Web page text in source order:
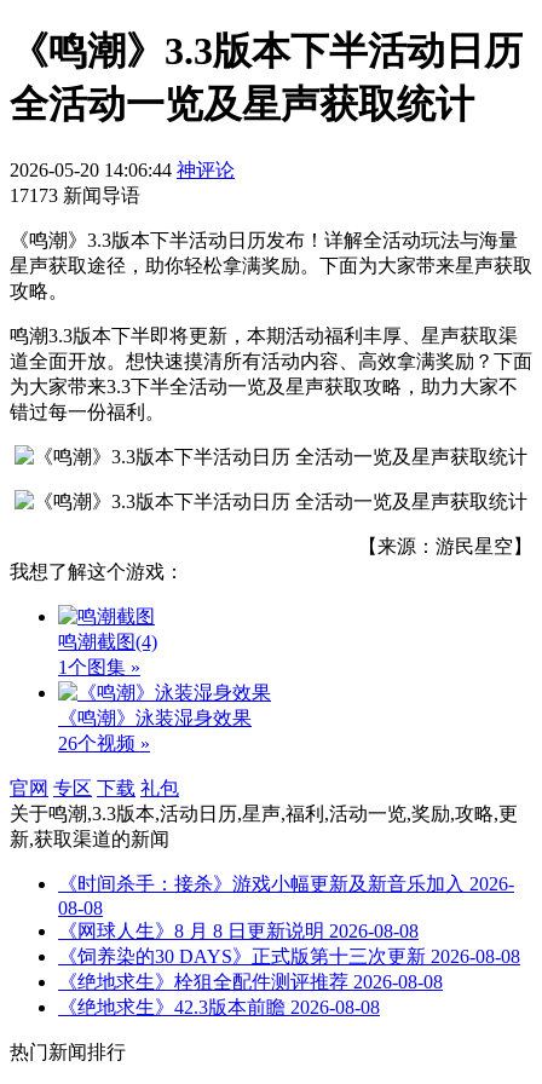
《鸣潮》3.3版本下半活动日历
全活动一览及星声获取统计
2026-05-20 14:06:44 神评论
17173 新闻导语
《鸣潮》3.3版本下半活动日历发布！详解全活动玩法与海量
星声获取途径，助你轻松拿满奖励。下面为大家带来星声获取
攻略。
鸣潮3.3版本下半即将更新，本期活动福利丰厚、星声获取渠
道全面开放。想快速摸清所有活动内容、高效拿满奖励？下面
为大家带来3.3下半全活动一览及星声获取攻略，助力大家不
错过每一份福利。
【来源：游民星空】
我想了解这个游戏：
鸣潮截图(4)
1个图集 »
《鸣潮》泳装湿身效果
26个视频 »
官网 专区 下载 礼包
关于鸣潮,3.3版本,活动日历,星声,福利,活动一览,奖励,攻略,更
新,获取渠道的新闻
《时间杀手：接杀》游戏小幅更新及新音乐加入 2026-
08-08
《网球人生》8 月 8 日更新说明 2026-08-08
《饲养染的30 DAYS》正式版第十三次更新 2026-08-08
《绝地求生》栓狙全配件测评推荐 2026-08-08
《绝地求生》42.3版本前瞻 2026-08-08
热门新闻排行